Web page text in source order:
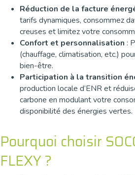
Réduction de la facture
tarifs dynamiques, consommez
creuses et limitez votre
Confort et personnalisation :
(chauffage, climatisation, etc.)
bien-être.
Participation à la transition
production locale d’ENR et
carbone en modulant votre
disponibilité des énergies vertes.
Pourquoi choisir
FLEXY ?